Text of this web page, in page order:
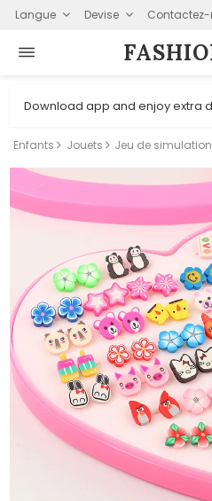
Langue Devise
Download app and enjoy extra
Enfants Jouets Jeu de simulation